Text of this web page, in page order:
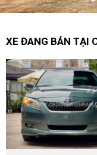
XE ĐANG BÁN TẠI